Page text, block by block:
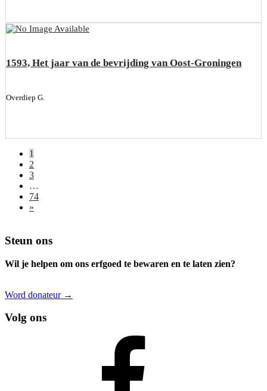
1593, Het jaar van de bevrijding van Oost-Groningen
Overdiep G.
1
2
3
…
74
»
Footer
Steun ons
Wil je helpen om ons erfgoed te bewaren en te laten zien?
Word donateur →
Volg ons